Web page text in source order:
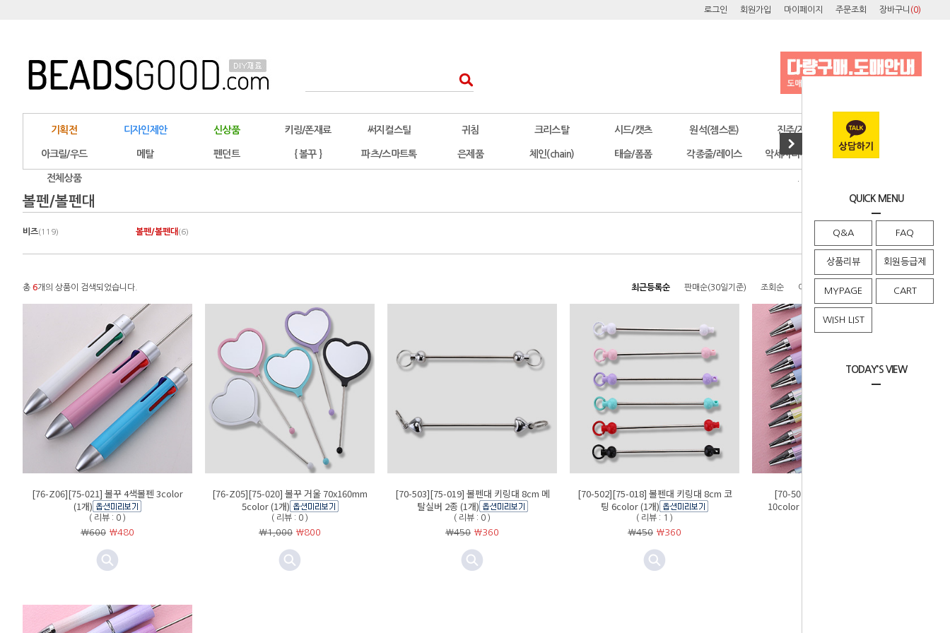
QUICK MENU
Q&A FAQ
상품리뷰 회원등급제
MYPAGE CART
WISH LIST
TODAY'S VIEW
로그인 회원가입 마이페이지 주문조회 장바구니 (0)
기획전 디자인제안 신상품 키링/폰재료 써지컬스틸 귀침 크리스탈 시드/캣츠 원석(젬스톤) 진주/자개 오스트리아
아크릴/우드 메탈 펜던트 { 볼꾸 } 파츠/스마트톡 은제품 체인(chain) 태슬/폼폼 각종줄/레이스 악세사리부자재 공구/포장
전체상품 · HOME
볼펜/볼펜대
비즈(119) 볼펜/볼펜대 (6)
총 6개의 상품이 검색되었습니다. 최근등록순 판매순(30일기준) 조회순 이름순 높은가격순 낮은가격순
[76-Z06][75-021] 볼꾸 4색볼펜 3color
(1개)
( 리뷰 : 0 )
￦600 ￦480
[76-Z05][75-020] 볼꾸 거울 70x160mm
5color (1개)
( 리뷰 : 0 )
￦1,000 ￦800
[70-503][75-019] 볼펜대 키링대 8cm 메
탈실버 2종 (1개)
( 리뷰 : 0 )
￦450 ￦360
[70-502][75-018] 볼펜대 키링대 8cm 코
팅 6color (1개)
( 리뷰 : 1 )
￦450 ￦360
[70-501][75-017] DIY볼펜 15cm
10color 단색/AB (1개) {볼펜꾸미기}